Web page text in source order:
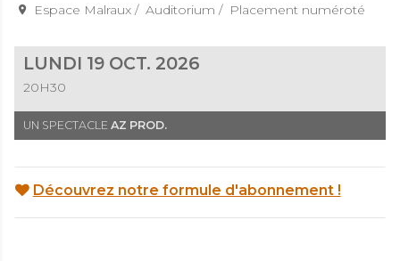
Espace Malraux
Auditorium Placement numéroté
LUNDI 19 OCT. 2026
20H30
UN SPECTACLE AZ PROD.
Découvrez notre formule d'abonnement !